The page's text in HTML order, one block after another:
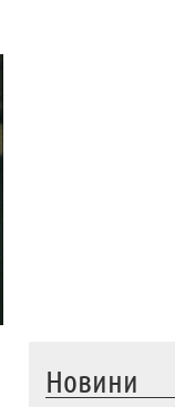
Новини